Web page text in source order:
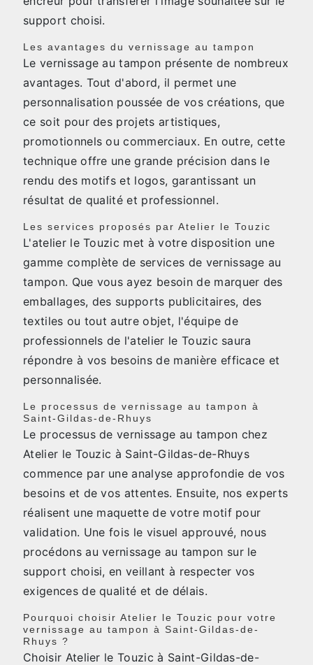
support choisi.
Les avantages du vernissage au tampon
Le vernissage au tampon présente de nombreux
avantages. Tout d'abord, il permet une
personnalisation poussée de vos créations, que
ce soit pour des projets artistiques,
promotionnels ou commerciaux. En outre, cette
technique offre une grande précision dans le
rendu des motifs et logos, garantissant un
résultat de qualité et professionnel.
Les services proposés par Atelier le Touzic
L'atelier le Touzic met à votre disposition une
gamme complète de services de vernissage au
tampon. Que vous ayez besoin de marquer des
emballages, des supports publicitaires, des
textiles ou tout autre objet, l'équipe de
professionnels de l'atelier le Touzic saura
répondre à vos besoins de manière efficace et
personnalisée.
Le processus de vernissage au tampon à
Saint-Gildas-de-Rhuys
Le processus de vernissage au tampon chez
Atelier le Touzic à Saint-Gildas-de-Rhuys
commence par une analyse approfondie de vos
besoins et de vos attentes. Ensuite, nos experts
réalisent une maquette de votre motif pour
validation. Une fois le visuel approuvé, nous
procédons au vernissage au tampon sur le
support choisi, en veillant à respecter vos
exigences de qualité et de délais.
Pourquoi choisir Atelier le Touzic pour votre
vernissage au tampon à Saint-Gildas-de-
Rhuys ?
Choisir Atelier le Touzic à Saint-Gildas-de-